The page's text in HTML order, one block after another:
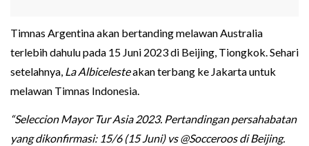
Timnas Argentina akan bertanding melawan Australia
terlebih dahulu pada 15 Juni 2023 di Beijing, Tiongkok. Sehari
setelahnya, La Albicelesteakan terbang ke Jakarta untuk
melawan Timnas Indonesia.
“Seleccion Mayor Tur Asia 2023. Pertandingan persahabatan
yang dikonfirmasi: 15/6 (15 Juni) vs @Socceroos di Beijing.